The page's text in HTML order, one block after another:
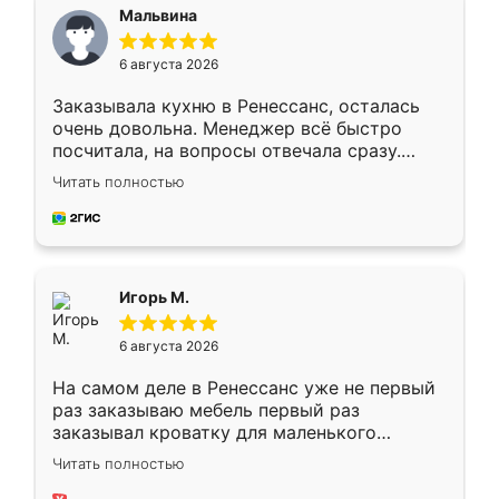
Мальвина
6 августа 2026
Заказывала кухню в Ренессанс, осталась
очень довольна. Менеджер всё быстро
посчитала, на вопросы отвечала сразу.
Замерщик приехал в субботу, подошёл к
делу со всей ответственностью. Собрали
за день, ребята работали аккуратно, даже
Читать полностью
Игорь М.
6 августа 2026
На самом деле в Ренессанс уже не первый
раз заказываю мебель первый раз
заказывал кроватку для маленького
ребёнка при его рождении ,во второй раз
заказал шкаф-купе. По качеству очень
Читать полностью